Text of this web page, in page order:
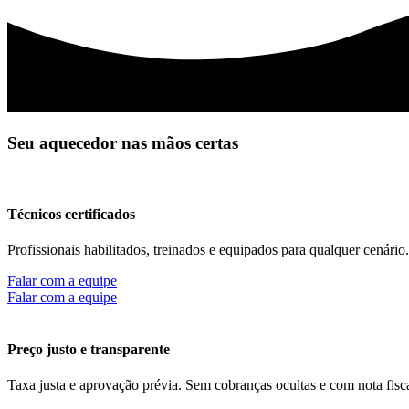
Seu aquecedor nas mãos certas
Técnicos certificados
Profissionais habilitados, treinados e equipados para qualquer cenário.
Falar com a equipe
Falar com a equipe
Preço justo e transparente
Taxa justa e aprovação prévia. Sem cobranças ocultas e com nota